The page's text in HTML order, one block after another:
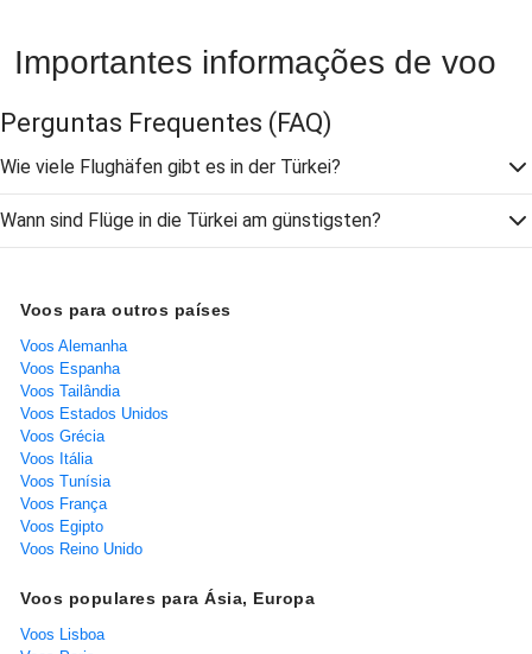
Importantes informações de voo
Perguntas Frequentes (FAQ)
Wie viele Flughäfen gibt es in der Türkei?
Wann sind Flüge in die Türkei am günstigsten?
Voos para outros países
Voos Alemanha
Voos Espanha
Voos Tailândia
Voos Estados Unidos
Voos Grécia
Voos Itália
Voos Tunísia
Voos França
Voos Egipto
Voos Reino Unido
Voos populares para Ásia, Europa
Voos Lisboa